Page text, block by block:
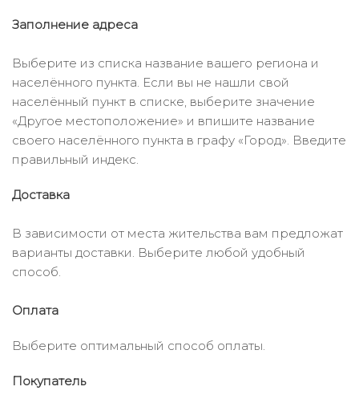
Заполнение адреса
Выберите из списка название вашего региона и
населённого пункта. Если вы не нашли свой
населённый пункт в списке, выберите значение
«Другое местоположение» и впишите название
своего населённого пункта в графу «Город». Введите
правильный индекс.
Доставка
В зависимости от места жительства вам предложат
варианты доставки. Выберите любой удобный
способ.
Оплата
Выберите оптимальный способ оплаты.
Покупатель